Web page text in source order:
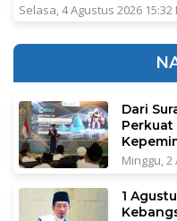
Selasa, 4 Agustus 2026 15:32
Dari
Perkuat
Minggu, 2
1